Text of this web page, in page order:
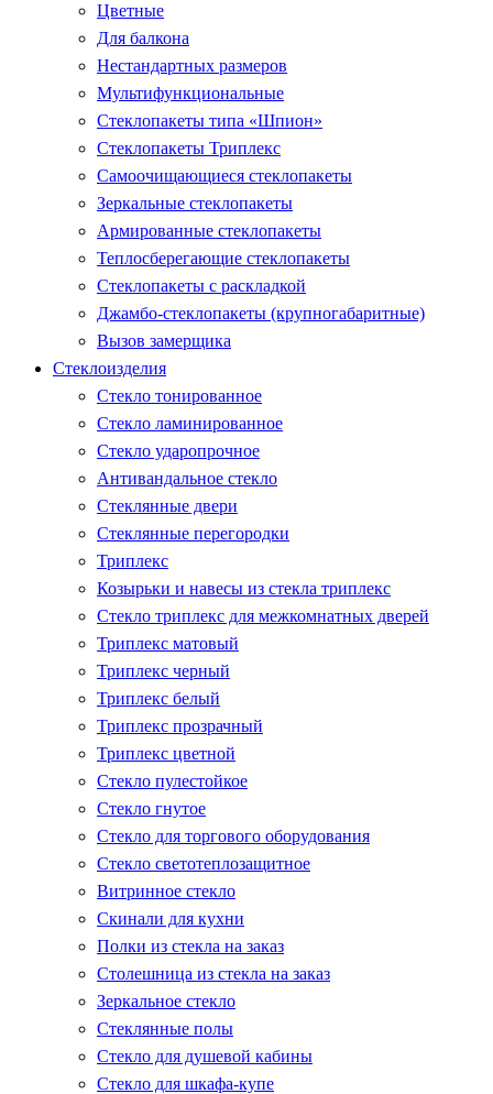
Цветные
Для балкона
Нестандартных размеров
Мультифункциональные
Стеклопакеты типа «Шпион»
Стеклопакеты Триплекс
Самоочищающиеся стеклопакеты
Зеркальные стеклопакеты
Армированные стеклопакеты
Теплосберегающие стеклопакеты
Стеклопакеты с раскладкой
Джамбо-стеклопакеты (крупногабаритные)
Вызов замерщика
Стеклоизделия
Стекло тонированное
Стекло ламинированное
Стекло ударопрочное
Антивандальное стекло
Стеклянные двери
Стеклянные перегородки
Триплекс
Козырьки и навесы из стекла триплекс
Стекло триплекс для межкомнатных дверей
Триплекс матовый
Триплекс черный
Триплекс белый
Триплекс прозрачный
Триплекс цветной
Стекло пулестойкое
Стекло гнутое
Стекло для торгового оборудования
Стекло светотеплозащитное
Витринное стекло
Скинали для кухни
Полки из стекла на заказ
Столешница из стекла на заказ
Зеркальное стекло
Стеклянные полы
Стекло для душевой кабины
Стекло для шкафа-купе